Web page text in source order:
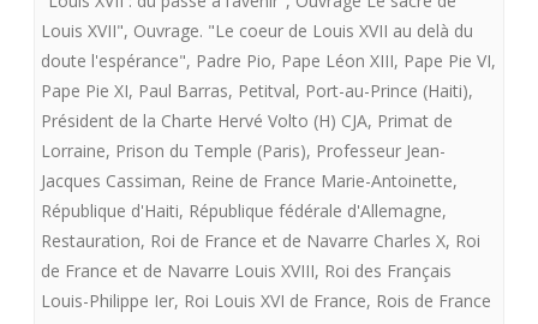
Louis XVII", Ouvrage. "Le coeur de Louis XVII au delà du
doute l'espérance", Padre Pio, Pape Léon XIII, Pape Pie VI,
Pape Pie XI, Paul Barras, Petitval, Port-au-Prince (Haiti),
Président de la Charte Hervé Volto (H) CJA, Primat de
Lorraine, Prison du Temple (Paris), Professeur Jean-
Jacques Cassiman, Reine de France Marie-Antoinette,
République d'Haiti, République fédérale d'Allemagne,
Restauration, Roi de France et de Navarre Charles X, Roi
de France et de Navarre Louis XVIII, Roi des Français
Louis-Philippe Ier, Roi Louis XVI de France, Rois de France